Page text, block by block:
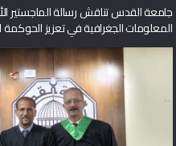
جامعة القدس تناقش رسالة الماجستير
المعلومات الجغرافية في تعزيز الحوكمة